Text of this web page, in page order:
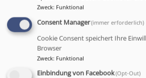
Bentgens-Hardieck)
Posaunenchor (Leitung Stefan
Duo WisÀWis (Barbara
Jetzinger)
Dekanatskantorin Andrea
(Gesamtleitung und E-Piano)
Zweck: Funktional
Consent Manager(immer erforderlich)
Cookie Consent speichert Ihre
Browser
Zweck: Funktional
Einbindung von Facebook(Opt-Out)